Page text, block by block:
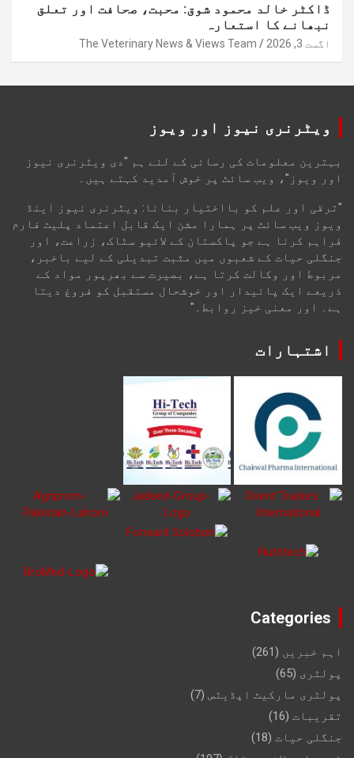
ڈاکٹر خالد محمود شوق: محبت، صحافت اور تعلق
نبھانے کا استعارہ
اگست 3, 2026 The Veterinary News & Views Team
ویٹرنری نیوز اور ویوز
بہترین معلومات کی رسائی کے لئے ہم "دی ویٹرنری نیوز
اور ویوز"، ویب سائٹ پر خوش آمدید کہتے ہیں۔
"ترقی اور علم کو بااختیار بنانا: ویٹرنری نیوز اینڈ
ویوز ویب سائٹ پر ہمارا مشن ایک قابل اعتماد پلیٹ فارم
فراہم کرنا ہے جو پاکستان کے لائیو سٹاک، زراعت، اور
جنگلی حیات کے شعبوں میں مثبت تبدیلی کے لیے باخبر،
مربوط اور وکالت کرتا ہے، بصیرت سے بھرپور مواد کے
ذریعے ایک پائیدار اور خوشحال مستقبل کو فروغ دیتا
ہے۔ اور معنی خیز روابط۔"
اشتہارات
Categories
اہم خبریں (261)
پولٹری (65)
پولٹری مارکیٹ اپڈیٹس (7)
تقریبات (16)
جنگلی حیات (18)